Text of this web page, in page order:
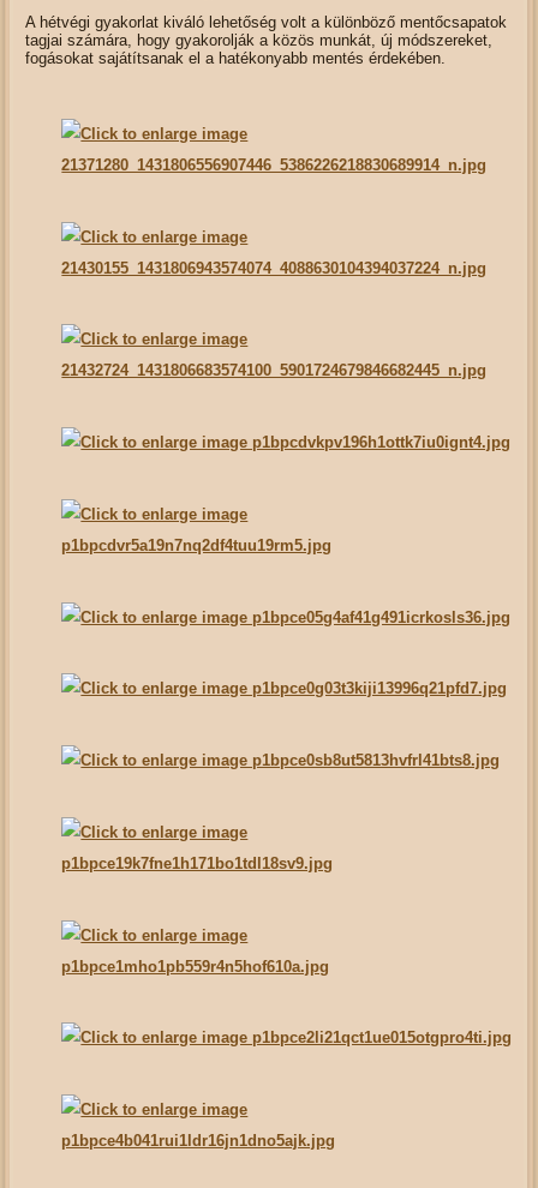
A hétvégi gyakorlat kiváló lehetőség volt a különböző mentőcsapatok
tagjai számára, hogy gyakorolják a közös munkát, új módszereket,
fogásokat sajátítsanak el a hatékonyabb mentés érdekében.